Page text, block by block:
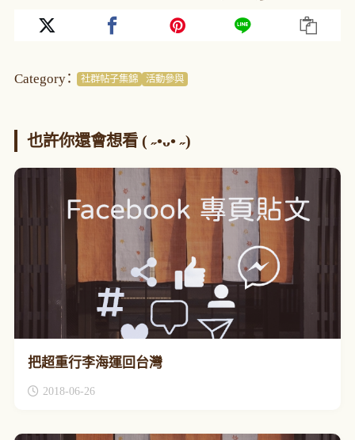
Category： 社群帖子集錦 活動參與
也許你還會想看 ( ˶•ᴗ• ˶)
把超重行李海運回台灣
2018-06-26